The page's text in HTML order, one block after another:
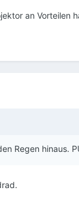
an Vorteilen
Regen hinaus.